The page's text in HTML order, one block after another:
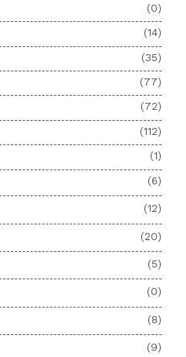
(0)
(14)
(35)
(77)
(72)
(112)
(1)
(6)
(12)
(20)
(5)
(0)
(8)
(9)